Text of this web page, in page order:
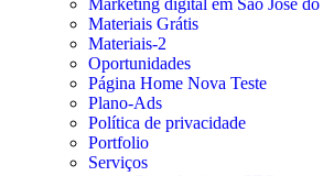
Marketing digital em São José
Materiais Grátis
Materiais-2
Oportunidades
Página Home Nova Teste
Plano-Ads
Política de privacidade
Portfolio
Serviços